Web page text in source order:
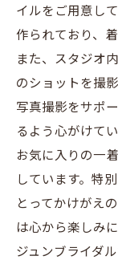
イルをご用意し
作られており、
また、スタジオ
のショットを撮
写真撮影をサポ
るよう心がけて
お気に入りの一
しています。特
とってかけがえ
は心から楽しみ
ジュンブライダ